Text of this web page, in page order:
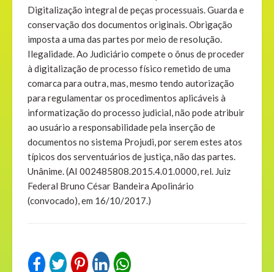
Digitalização integral de peças processuais. Guarda e
conservação dos documentos originais. Obrigação
imposta a uma das partes por meio de resolução.
Ilegalidade. Ao Judiciário compete o ônus de proceder
à digitalização de processo físico remetido de uma
comarca para outra, mas, mesmo tendo autorização
para regulamentar os procedimentos aplicáveis à
informatização do processo judicial, não pode atribuir
ao usuário a responsabilidade pela inserção de
documentos no sistema Projudi, por serem estes atos
típicos dos serventuários de justiça, não das partes.
Unânime. (AI 002485808.2015.4.01.0000, rel. Juiz
Federal Bruno César Bandeira Apolinário
(convocado), em 16/10/2017.)